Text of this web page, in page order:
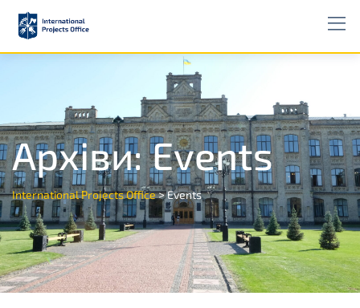
Архіви:Events
International Projects Office>Events